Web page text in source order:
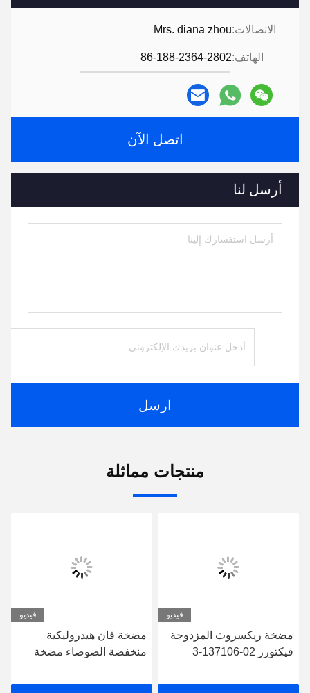
الاتصالات:Mrs. diana zhou
الهاتف:86-188-2364-2802
اتصل الآن
أرسل لنا
ارسل
منتجات مماثلة
فيديو
مضخة ريكسروث المزدوجة
فيكتورز 02-137106-3
فيديو
مضخة فان هيدروليكية
منخفضة الضوضاء مضخة
حسب الطلب